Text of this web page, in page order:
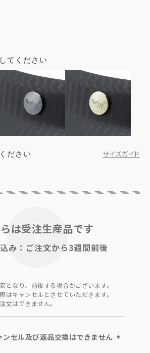
ださい
サイズガイド
てください
は受注生産品です
み：ご注文から3週間前後
となり、前後する場合がございます。
はキャンセルとさせていただきます。
文はできません。
ンセル及び返品交換はできません